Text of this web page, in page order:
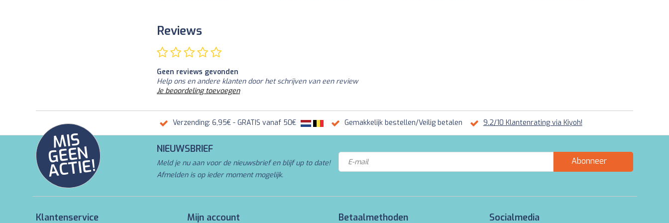
Reviews
Geen reviews gevonden
Help ons en andere klanten door het schrijven van een review
Je beoordeling toevoegen
Verzending: 6,95€ - GRATIS vanaf 50€ Gemakkelijk bestellen/Veilig betalen 9.2/10 Klantenrating via Kiyoh!
MI
S
G
E
E
N
A
C
TI
E!
NIEUWSBRIEF
Meld je nu aan voor de nieuwsbrief en blijf up to date!
Afmelden is op ieder moment mogelijk.
Abonneer
Klantenservice Mijn account Betaalmethoden Socialmedia